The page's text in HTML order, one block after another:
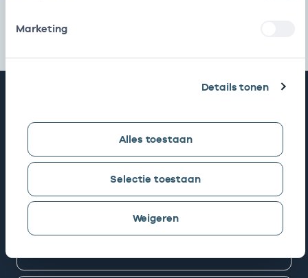
Marketing
Details tonen
Alles toestaan
Selectie toestaan
Weigeren
Mijn Vektis